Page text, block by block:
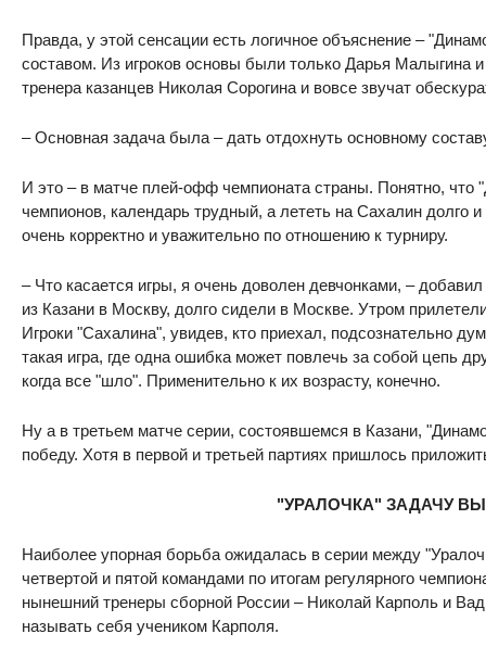
Правда, у этой сенсации есть логичное объяснение –
составом. Из игроков основы были только Дарья Малыгина
тренера казанцев Николая Сорогина и вовсе звучат
– Основная задача была – дать отдохнуть основному
И это – в матче плей-офф чемпионата страны. Понятно, что
чемпионов, календарь трудный, а лететь на Сахалин долго
очень корректно и уважительно по отношению к турниру.
– Что касается игры, я очень доволен девчонками, –
из Казани в Москву, долго сидели в Москве. Утром
Игроки "Сахалина", увидев, кто приехал, подсознательно
такая игра, где одна ошибка может повлечь за собой цепь
когда все "шло". Применительно к их возрасту, конечно.
Ну а в третьем матче серии, состоявшемся в Казани,
победу. Хотя в первой и третьей партиях пришлось
"УРАЛОЧКА" ЗАДАЧУ
Наиболее упорная борьба ожидалась в серии между
четвертой и пятой командами по итогам регулярного
нынешний тренеры сборной России – Николай Карполь и
называть себя учеником Карполя.